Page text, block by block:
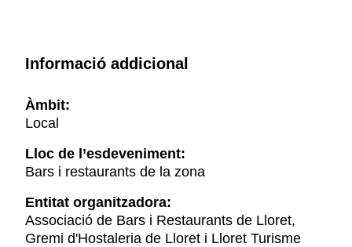
Informació addicional
Àmbit:
Local
Lloc de l’esdeveniment:
Bars i restaurants de la zona
Entitat organitzadora:
Associació de Bars i Restaurants de Lloret,
Gremi d'Hostaleria de Lloret i Lloret Turisme